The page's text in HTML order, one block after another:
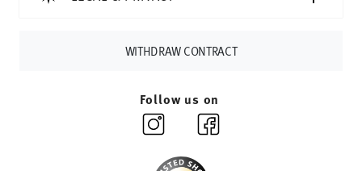
Germany for items in stock. You can view delivery times to
For returns, please use ourreturns service
WITHDRAW CONTRACT
Follow us on